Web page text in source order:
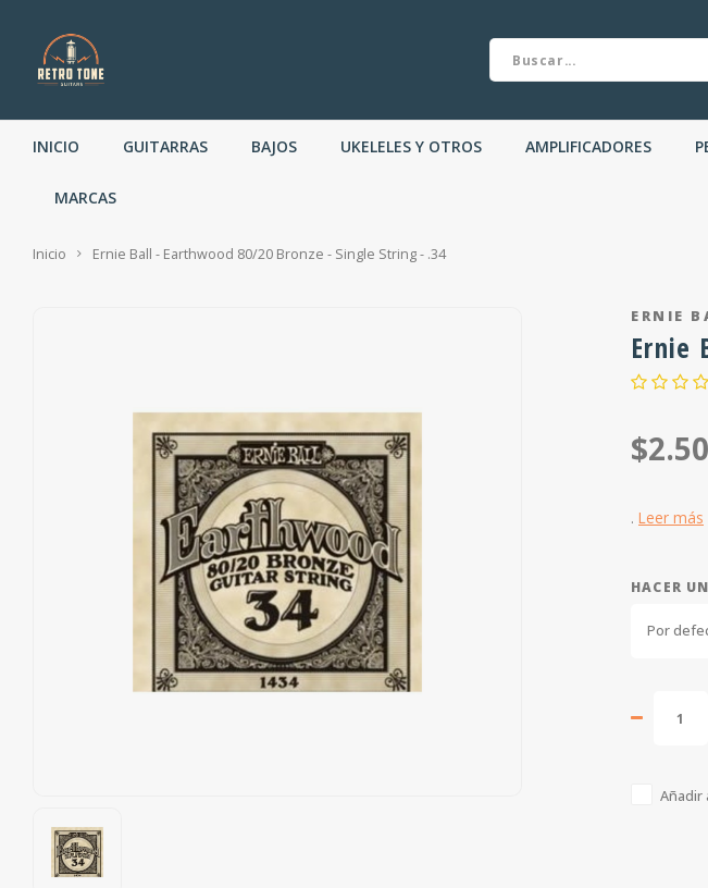
INICIO GUITARRAS BAJOS UKELELES Y OTROS AMPLIFICADORES
MARCAS
Inicio Ernie Ball - Earthwood 80/20 Bronze - Single String - .34
ERNIE
Ernie
$2.50
. Leer más
HACER
Por
Añadir